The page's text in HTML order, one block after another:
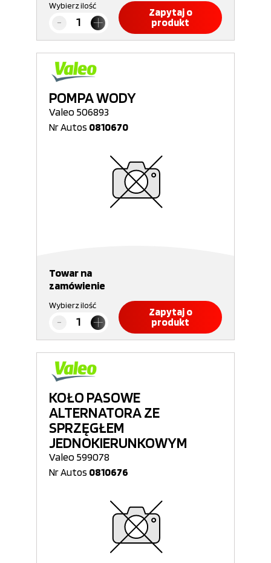
Wybierz ilość
Zapytaj o
produkt
POMPA WODY
Valeo 506893
Nr Autos 0810670
Towar na
zamówienie
Wybierz ilość
Zapytaj o
produkt
KOŁO PASOWE
ALTERNATORA ZE
SPRZĘGŁEM
JEDNOKIERUNKOWYM
Valeo 599078
Nr Autos 0810676